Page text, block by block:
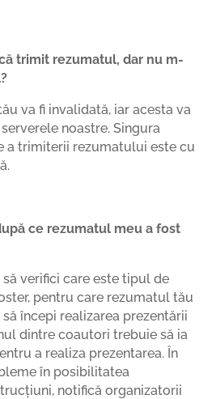
trimit rezumatul, dar nu m-
va fi invalidată, iar acesta va
noastre. Singura
a trimiterii rezumatului este cu
ce rezumatul meu a fost
verifici care este tipul de
pentru care rezumatul tău
începi realizarea prezentării
dintre coautori trebuie să ia
a realiza prezentarea. Ȋn
în posibilitatea
notifică organizatorii